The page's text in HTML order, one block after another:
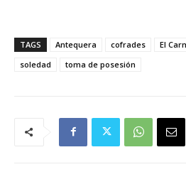
TAGS Antequera cofrades El
soledad
toma de posesión